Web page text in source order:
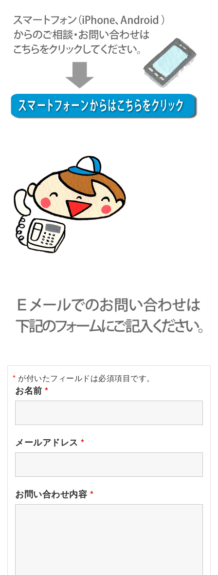
* が付いたフィールドは必須項目です。
お名前 *
メールアドレス *
お問い合わせ内容 *